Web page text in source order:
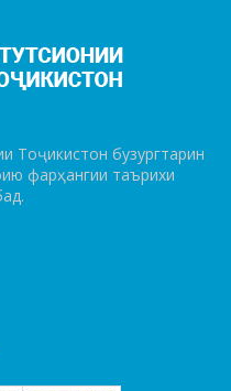
Тоҷикистон бузургтарин
фарҳангии таърихи